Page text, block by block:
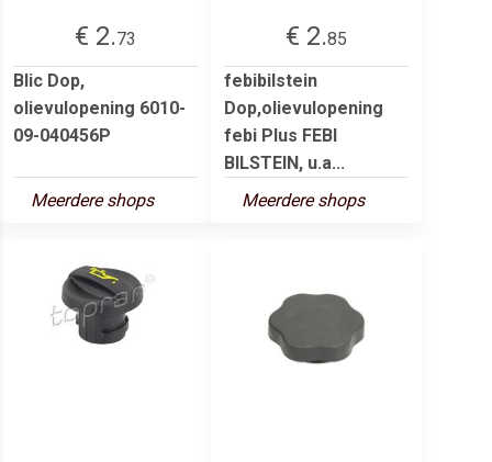
€ 2.73
Blic Dop,
olievulopening 6010-
09-040456P
Meerdere shops
€ 2.85
febibilstein
Dop,olievulopening
febi Plus FEBI
BILSTEIN, u.a...
Meerdere shops